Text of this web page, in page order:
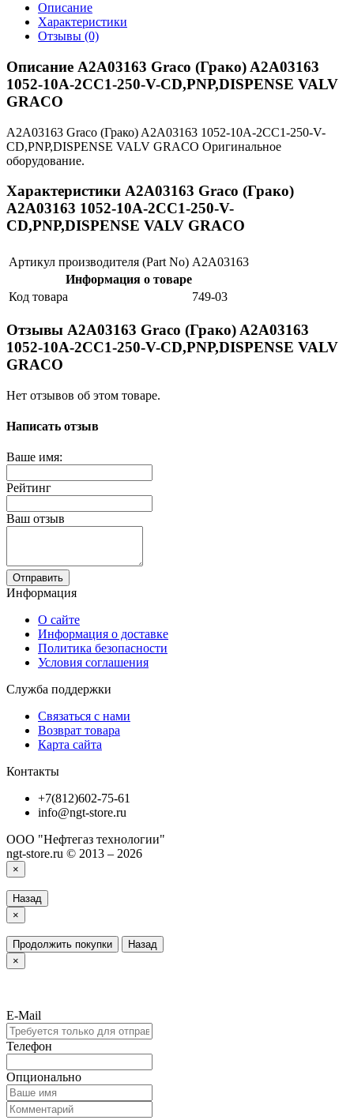
Описание
Характеристики
Отзывы (0)
Описание A2A03163 Graco (Грако) A2A03163
1052-10A-2CC1-250-V-CD,PNP,DISPENSE VALV
GRACO
A2A03163 Graco (Грако) A2A03163 1052-10A-2CC1-250-V-
CD,PNP,DISPENSE VALV GRACO Оригинальное
оборудование.
Характеристики A2A03163 Graco (Грако)
A2A03163 1052-10A-2CC1-250-V-
CD,PNP,DISPENSE VALV GRACO
Артикул производителя (Part No) A2A03163
Информация о товаре
Код товара
749-03
Отзывы A2A03163 Graco (Грако) A2A03163
1052-10A-2CC1-250-V-CD,PNP,DISPENSE VALV
GRACO
Нет отзывов об этом товаре.
Написать отзыв
Ваше имя:
Рейтинг
Ваш отзыв
Отправить
Информация
О сайте
Информация о доставке
Политика безопасности
Условия соглашения
Служба поддержки
Связаться с нами
Возврат товара
Карта сайта
Контакты
+7(812)602-75-61
info@ngt-store.ru
ООО "Нефтегаз технологии"
ngt-store.ru © 2013 – 2026
×
Назад
×
Продолжить покупки
Назад
×
E-Mail
Телефон
Опционально